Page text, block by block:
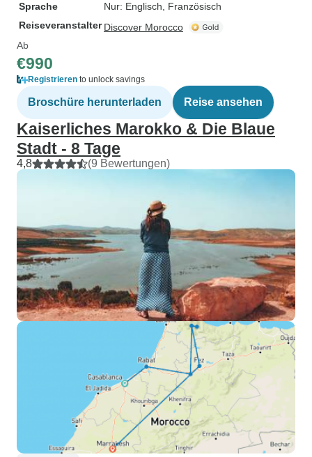
Sprache
Nur: Englisch, Französisch
Reiseveranstalter Discover Morocco
Ab
€990
Registrieren to unlock savings
Broschüre herunterladen Reise ansehen
Kaiserliches Marokko & Die Blaue
Stadt - 8 Tage
4,8 (9 Bewertungen)